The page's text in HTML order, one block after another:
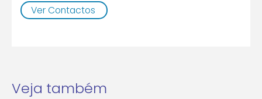
Ver Contactos
Veja também